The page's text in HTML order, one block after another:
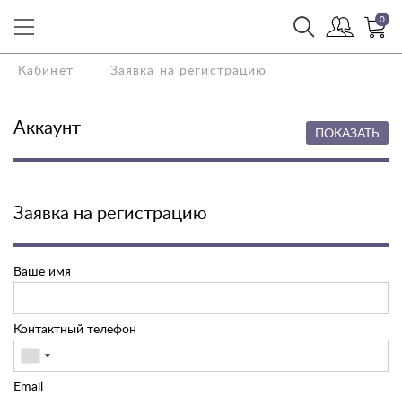
0
Кабинет Заявка на регистрацию
Аккаунт ПОКАЗАТЬ
Заявка на регистрацию
Ваше имя
Контактный телефон
Email